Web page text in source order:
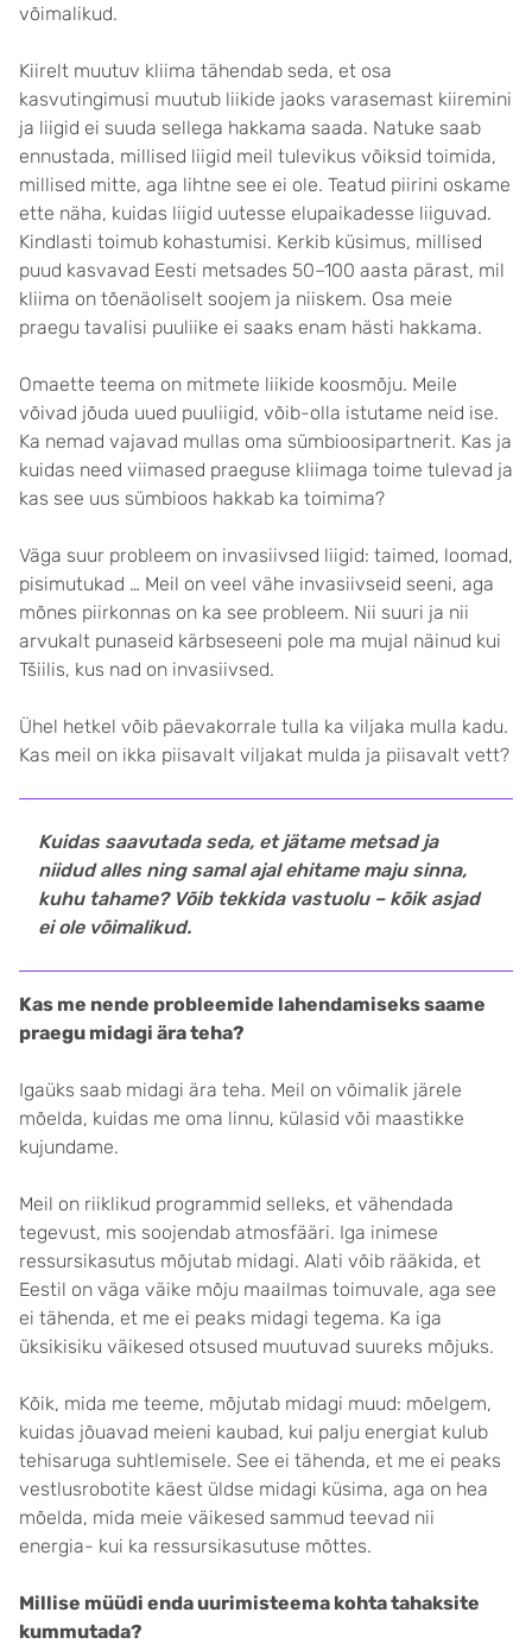
võimalikud.
Kiirelt muutuv kliima tähendab seda, et osa
kasvutingimusi muutub liikide jaoks varasemast kiiremini
ja liigid ei suuda sellega hakkama saada. Natuke saab
ennustada, millised liigid meil tulevikus võiksid toimida,
millised mitte, aga lihtne see ei ole. Teatud piirini oskame
ette näha, kuidas liigid uutesse elupaikadesse liiguvad.
Kindlasti toimub kohastumisi. Kerkib küsimus, millised
puud kasvavad Eesti metsades 50–100 aasta pärast, mil
kliima on tõenäoliselt soojem ja niiskem. Osa meie
praegu tavalisi puuliike ei saaks enam hästi hakkama.
Omaette teema on mitmete liikide koosmõju. Meile
võivad jõuda uued puuliigid, võib-olla istutame neid ise.
Ka nemad vajavad mullas oma sümbioosipartnerit. Kas ja
kuidas need viimased praeguse kliimaga toime tulevad ja
kas see uus sümbioos hakkab ka toimima?
Väga suur probleem on invasiivsed liigid: taimed, loomad,
pisimutukad … Meil on veel vähe invasiivseid seeni, aga
mõnes piirkonnas on ka see probleem. Nii suuri ja nii
arvukalt punaseid kärbseseeni pole ma mujal näinud kui
Tšiilis, kus nad on invasiivsed.
Ühel hetkel võib päevakorrale tulla ka viljaka mulla kadu.
Kas meil on ikka piisavalt viljakat mulda ja piisavalt vett?
Kuidas saavutada seda, et jätame metsad ja
niidud alles ning samal ajal ehitame maju sinna,
kuhu tahame? Võib tekkida vastuolu – kõik asjad
ei ole võimalikud.
Kas me nende probleemide lahendamiseks saame
praegu midagi ära teha?
Igaüks saab midagi ära teha. Meil on võimalik järele
mõelda, kuidas me oma linnu, külasid või maastikke
kujundame.
Meil on riiklikud programmid selleks, et vähendada
tegevust, mis soojendab atmosfääri. Iga inimese
ressursikasutus mõjutab midagi. Alati võib rääkida, et
Eestil on väga väike mõju maailmas toimuvale, aga see
ei tähenda, et me ei peaks midagi tegema. Ka iga
üksikisiku väikesed otsused muutuvad suureks mõjuks.
Kõik, mida me teeme, mõjutab midagi muud: mõelgem,
kuidas jõuavad meieni kaubad, kui palju energiat kulub
tehisaruga suhtlemisele. See ei tähenda, et me ei peaks
vestlusrobotite käest üldse midagi küsima, aga on hea
mõelda, mida meie väikesed sammud teevad nii
energia- kui ka ressursikasutuse mõttes.
Millise müüdi enda uurimisteema kohta tahaksite
kummutada?